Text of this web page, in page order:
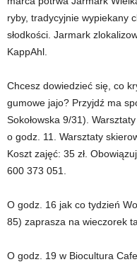
ryby, tradycyjnie wypiekany
słodkości. Jarmark
KappAhl.
Chcesz dowiedzieć się, co
gumowe jajo? Przyjdź ma
Sokołowska 9/31).
o godz. 11. Warsztaty
Koszt zajęć: 35 zł.
600 373 051.
O godz. 16 jak co tydzień
85) zaprasza na wieczorek
O godz. 19 w Biocultura